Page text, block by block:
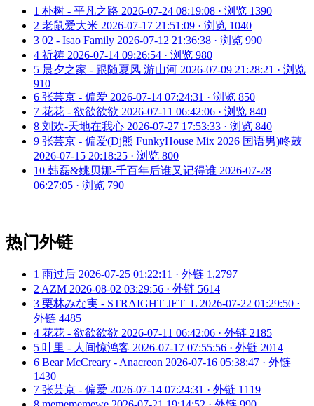
1 朴树 - 平凡之路 2026-07-24 08:19:08 · 浏览 1390
2 老鼠爱大米 2026-07-17 21:51:09 · 浏览 1040
3 02 - Isao Family 2026-07-12 21:36:38 · 浏览 990
4 祈祷 2026-07-14 09:26:54 · 浏览 980
5 晨夕之家 - 跟随夏风 游山河 2026-07-09 21:28:21 · 浏览
910
6 张芸京 - 偏爱 2026-07-14 07:24:31 · 浏览 850
7 花花 - 欲欲欲欲 2026-07-11 06:42:06 · 浏览 840
8 刘欢-天地在我心 2026-07-27 17:53:33 · 浏览 840
9 张芸京 - 偏爱(Dj熊 FunkyHouse Mix 2026 国语男)咚鼓
2026-07-15 20:18:25 · 浏览 800
10 韩磊&姚贝娜-千百年后谁又记得谁 2026-07-28
06:27:05 · 浏览 790
热门外链
1 雨过后 2026-07-25 01:22:11 · 外链 1,2797
2 AZM 2026-08-02 03:29:56 · 外链 5614
3 栗林みな実 - STRAIGHT JET_L 2026-07-22 01:29:50 ·
外链 4485
4 花花 - 欲欲欲欲 2026-07-11 06:42:06 · 外链 2185
5 叶里 - 人间惊鸿客 2026-07-17 07:55:56 · 外链 2014
6 Bear McCreary - Anacreon 2026-07-16 05:38:47 · 外链
1430
7 张芸京 - 偏爱 2026-07-14 07:24:31 · 外链 1119